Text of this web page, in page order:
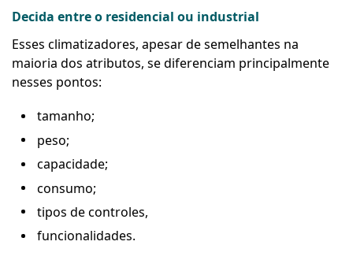
Decida entre o residencial ou industrial
Esses climatizadores, apesar de semelhantes na
maioria dos atributos, se diferenciam principalmente
nesses pontos:
tamanho;
peso;
capacidade;
consumo;
tipos de controles,
funcionalidades.